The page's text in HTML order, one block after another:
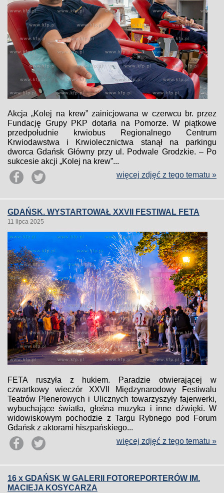
Akcja „Kolej na krew” zainicjowana w czerwcu br. przez
Fundację Grupy PKP dotarła na Pomorze. W piątkowe
przedpołudnie krwiobus Regionalnego Centrum
Krwiodawstwa i Krwiolecznictwa stanął na parkingu
dworca Gdańsk Główny przy ul. Podwale Grodzkie. – Po
sukcesie akcji „Kolej na krew”...
więcej zdjęć z tego tematu »
GDAŃSK. WYSTARTOWAŁ XXVII FESTIWAL FETA
11 lipca 2025
FETA ruszyła z hukiem. Paradzie otwierającej w
czwartkowy wieczór XXVII Międzynarodowy Festiwalu
Teatrów Plenerowych i Ulicznych towarzyszyły fajerwerki,
wybuchające światła, głośna muzyka i inne dźwięki. W
widowiskowym pochodzie z Targu Rybnego pod Forum
Gdańsk z aktorami hiszpańskiego...
więcej zdjęć z tego tematu »
16 x GDAŃSK W GALERII FOTOREPORTERÓW IM.
MACIEJA KOSYCARZA